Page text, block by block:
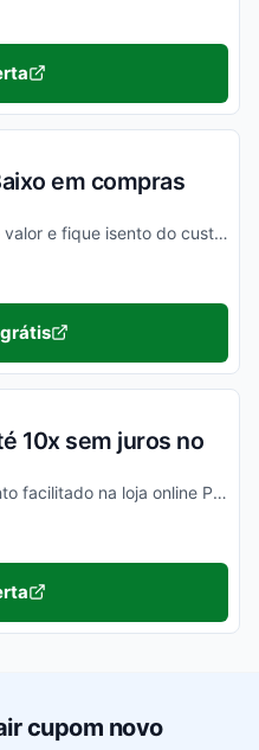
em compras
Faça seu pedido a partir desse valor e fique isento do custo do frete. Confira!
10x sem juros no
Beneficie-se desse parcelamento facilitado na loja online Parte de Baixo.
cupom novo